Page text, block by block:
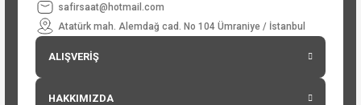
safirsaat@hotmail.com
Atatürk mah. Alemdağ cad. No 104 Ümraniye / İstanbul
ALIŞVERİŞ
HAKKIMIZDA